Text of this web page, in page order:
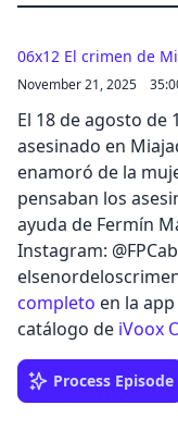
06x12 El crimen de
November 21, 2025
El 18 de agosto de
asesinado en
enamoró de la
pensaban los
ayuda de Fermín
Instagram:
completo en la
catálogo de iVoox
Process Episode